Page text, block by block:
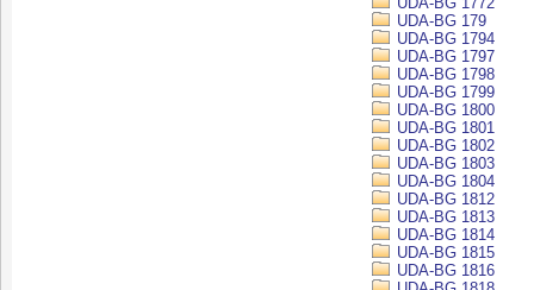
UDA-BG 179
UDA-BG 1794
UDA-BG 1797
UDA-BG 1798
UDA-BG 1799
UDA-BG 1800
UDA-BG 1801
UDA-BG 1802
UDA-BG 1803
UDA-BG 1804
UDA-BG 1812
UDA-BG 1813
UDA-BG 1814
UDA-BG 1815
UDA-BG 1816